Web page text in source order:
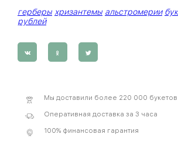
герберы хризантемы альстромерии
рублей
Мы доставили более 220 000 букетов
Оперативная доставка за 3 часа
100% финансовая гарантия